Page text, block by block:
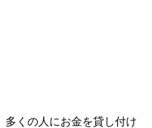
多くの人にお金を貸し付け